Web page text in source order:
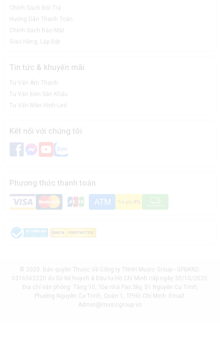
Chính Sách Đổi Trả
Hướng Dẫn Thanh Toán
Chính Sách Bảo Mật
Giao Hàng, Lắp Đặt
Tin tức & khuyến mãi
Tư Vấn Âm Thanh
Tư Vấn Đèn Sân Khấu
Tư Vấn Màn Hình Led
Kết nối với chúng tôi
Phương thức thanh toán
© 2020. Bản quyền Thuộc Về Công ty TNHH Music Group - GPĐKKD:
0316562220 do Sở Kế hoạch & Đầu tư Hồ Chí Minh cấp ngày 30/10/2020.
Địa chỉ văn phòng: Tầng 10, Tòa nhà Pax Sky, 51 Nguyễn Cư Trinh,
Phường Nguyễn Cư Trinh, Quận 1, TP.Hồ Chí Minh. Email:
Admin@musicgroup.vn